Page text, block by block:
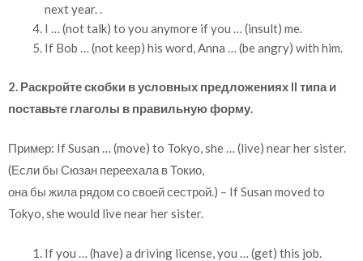
next year. .
I … (not talk) to you anymore if you … (insult) me.
If Bob … (not keep) his word, Anna … (be angry) with him.
2. Раскройте скобки в условных предложениях II типа и
поставьте глаголы в правильную форму.
Пример: If Susan … (move) to Tokyo, she … (live) near her sister.
(Если бы Сюзан переехала в Токио,
она бы жила рядом со своей сестрой.) – If Susan moved to
Tokyo, she would live near her sister.
If you … (have) a driving license, you … (get) this job.